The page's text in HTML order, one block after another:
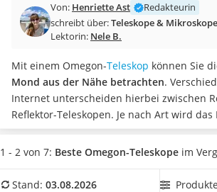
Aluminium-Koffer
Futterboot
E-Bike-Dreirad
Trekkingschuhe Herren
Reisetasche mit Rollen
Klimmzugstation
Koffer
Nachtsichtgerät
Handgepäck-Koffer
Von: Henriette Ast
Redakteurin
schreibt über:Teleskope & Mikroskope
Lektorin: Nele B.
Mit einem Omegon-Teleskop können Sie
Mond aus der Nähe betrachten.
Internet unterscheiden hierbei zwischen
Reflektor-Teleskopen. Je nach Art wird das
Linse oder einem Spiegel verarbeitet. Für
Refraktor-Modelle zu empfehlen. Wählen
Öffnung, um das entstehende Bild in
1 - 2 von 7: Beste Omegon-Teleskope im
Stand: 03.08.2026